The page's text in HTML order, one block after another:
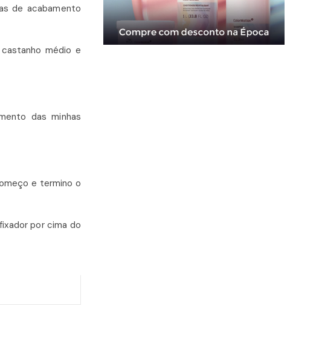
de acabamento
médio e
das minhas
e termino o
por cima do